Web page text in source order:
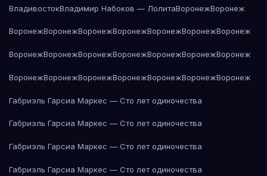
ВладивостокВладимир Набоков — ЛолитаВоронежВоронеж
ВоронежВоронежВоронежВоронежВоронежВоронежВоронеж
ВоронежВоронежВоронежВоронежВоронежВоронежВоронеж
ВоронежВоронежВоронежВоронежВоронежВоронежВоронеж
Габриэль Гарсиа Маркес — Сто лет одиночества
Габриэль Гарсиа Маркес — Сто лет одиночества
Габриэль Гарсиа Маркес — Сто лет одиночества
Габриэль Гарсиа Маркес — Сто лет одиночества